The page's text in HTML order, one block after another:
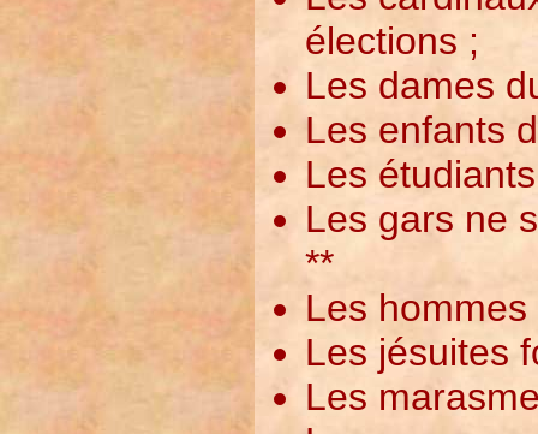
élections ;
Les dames
Les enfants
Les
Les gars ne
**
Les
Les jésuites
Les